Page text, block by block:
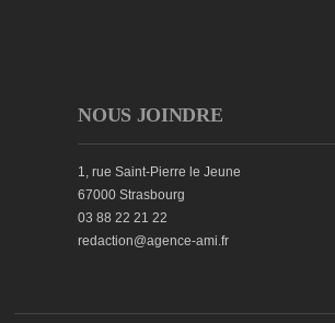
NOUS JOINDRE
1, rue Saint-Pierre le Jeune
67000 Strasbourg
03 88 22 21 22
redaction@agence-ami.fr